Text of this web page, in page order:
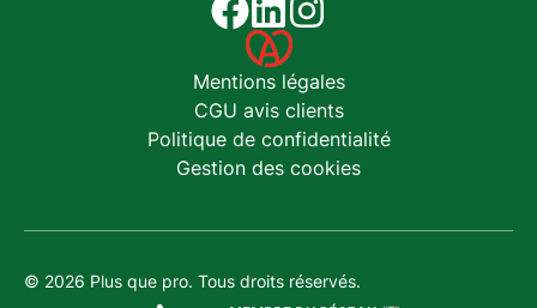
Mentions légales
CGU avis clients
Politique de confidentialité
Gestion des cookies
© 2026 Plus que pro. Tous droits réservés.